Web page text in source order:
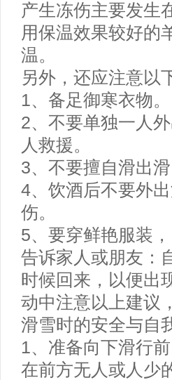
产生冻伤主要发生
用保温效果较好的
温。
另外，还应注意以
1、备足御寒衣物。
2、不要单独一人
人救援。
3、不要擅自滑出滑
4、饮酒后不要外
伤。
5、要穿鲜艳服装
告诉家人或朋友：
时候回来，以便出
动中注意以上建议
滑雪时的安全与自
1、准备向下滑行
在前方无人或人少